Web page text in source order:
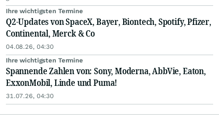
Ihre wichtigsten Termine
Q2-Updates von SpaceX, Bayer, Biontech, Spotify, Pfizer,
Continental, Merck & Co
04.08.26, 04:30
Ihre wichtigsten Termine
Spannende Zahlen von: Sony, Moderna, AbbVie, Eaton,
ExxonMobil, Linde und Puma!
31.07.26, 04:30